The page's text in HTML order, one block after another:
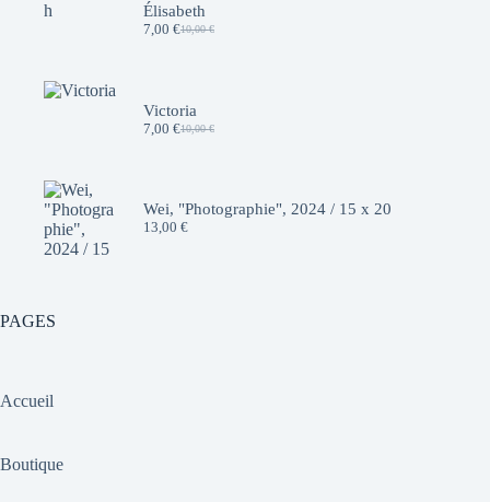
Élisabeth
10,00€
Le
10,00 €.
7,00 €Le
7,00 €.
Victoria
10,00€
Le
10,00 €.
7,00 €Le
7,00 €.
Wei, "Photographie", 2024 / 15 x 20
13,00 €
PAGES
Accueil
Boutique